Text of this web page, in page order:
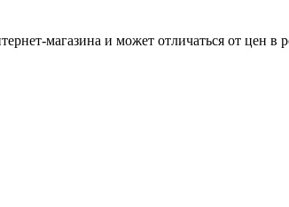
магазина и может отличаться от цен в